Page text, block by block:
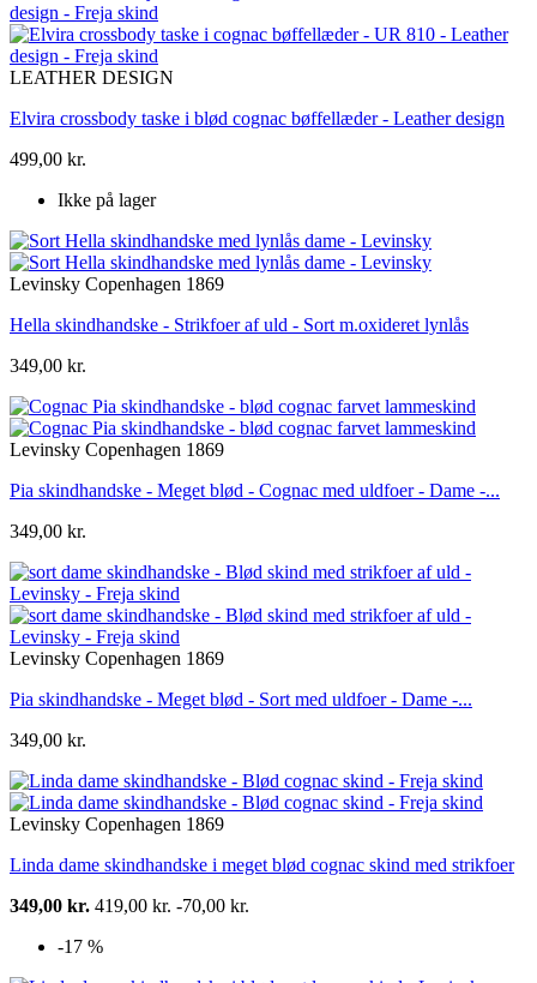
LEATHER DESIGN
Elvira crossbody taske i blød cognac bøffellæder - Leather design
499,00 kr.
Ikke på lager
Levinsky Copenhagen 1869
Hella skindhandske - Strikfoer af uld - Sort m.oxideret lynlås
349,00 kr.
Levinsky Copenhagen 1869
Pia skindhandske - Meget blød - Cognac med uldfoer - Dame -...
349,00 kr.
Levinsky Copenhagen 1869
Pia skindhandske - Meget blød - Sort med uldfoer - Dame -...
349,00 kr.
Levinsky Copenhagen 1869
Linda dame skindhandske i meget blød cognac skind med strikfoer
349,00 kr. 419,00 kr. -70,00 kr.
-17 %